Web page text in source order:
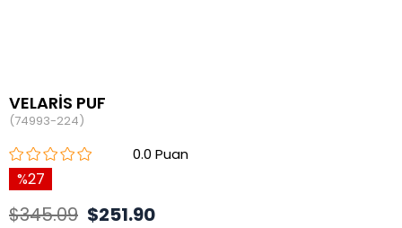
VELARİS PUF
(74993-224)
0.0
27
$345.09 $251.90